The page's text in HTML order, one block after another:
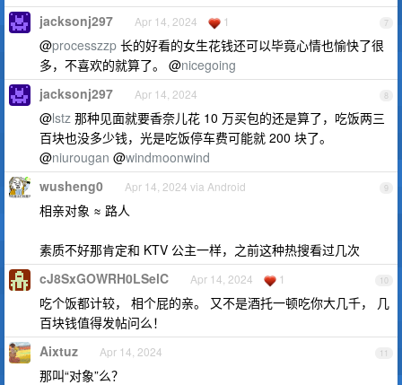
7
jacksonj297 Apr 14, 2024 1
@processzzp 长的好看的女生花钱还可以毕竟心情也愉快了很
多，不喜欢的就算了。 @nicegoing
8
jacksonj297 Apr 14, 2024
@lstz 那种见面就要香奈儿花 10 万买包的还是算了，吃饭两三
百块也没多少钱，光是吃饭停车费可能就 200 块了。
@niurougan @windmoonwind
9
wusheng0 Apr 14, 2024 via Android
相亲对象 ≈ 路人
素质不好那肯定和 KTV 公主一样，之前这种热搜看过几次
10
cJ8SxGOWRH0LSelC Apr 14, 2024 1
吃个饭都计较， 相个屁的亲。 又不是酒托一顿吃你大几千， 几
百块钱值得发帖问么！
11
Aixtuz Apr 14, 2024
那叫“对象”么？